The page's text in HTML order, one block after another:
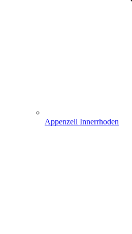
Appenzell Innerrhoden